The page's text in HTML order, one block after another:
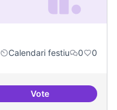
Calendari festiu 0 0
VotePortes Obertes